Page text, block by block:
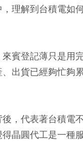
理解到台積電如
賓登記薄只是用
出貨已經夠忙夠
，代表著台積電
晶圓代工是一種